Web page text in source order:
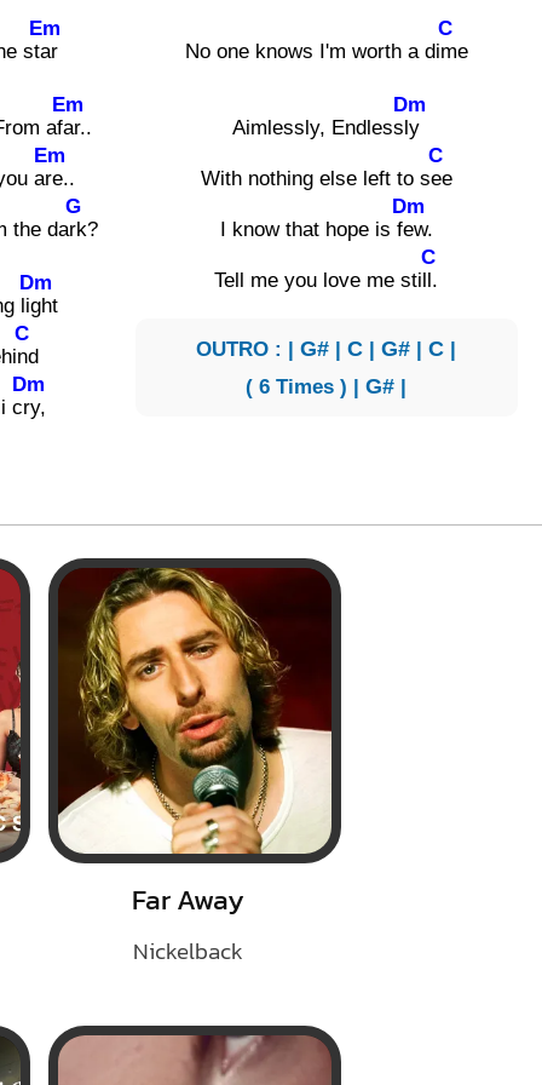
st
Em
ar
af
Em
ar..
a
Em
re..
the da
G
rk?
li
Dm
ght
C
nd
c
Dm
ry,
No one knows I'm worth a di
C
me
Aimlessly, Endless
Dm
ly
With nothing else left to s
C
ee
I know that hope is f
Dm
ew.
Tell me you love me sti
C
ll.
OUTRO : |G# |C |G# |C |
( 6 Times ) |G# |
Far Away
Nickelback